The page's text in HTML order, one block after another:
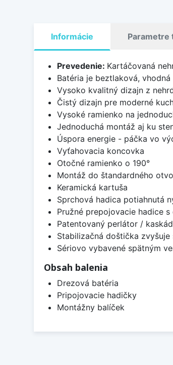
Informácie Parametre
Prevedenie: Kartáčovaná
Batéria je beztlaková,
Vysoko kvalitný dizajn z
Čistý dizajn pre moderné
Vysoké ramienko na
Jednoduchá montáž aj ku
Úspora energie - páčka vo
Vyťahovacia koncovka
Otočné ramienko o 190°
Montáž do štandardného
Keramická kartuša
Sprchová hadica potiahnutá
Pružné prepojovacie hadice
Patentovaný perlátor /
Stabilizačná doštička
Sériovo vybavené spätným
Obsah balenia
Drezová batéria
Pripojovacie hadičky
Montážny balíček